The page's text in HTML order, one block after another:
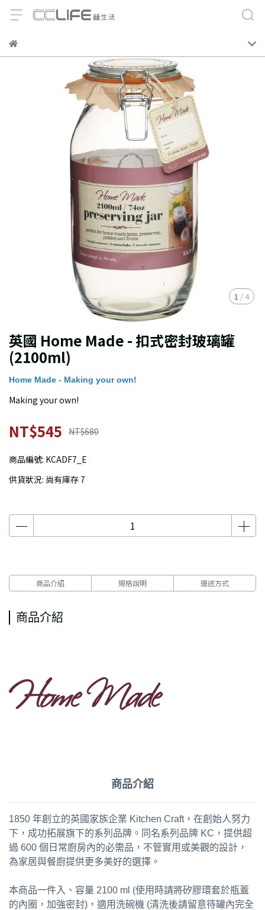
1 / 4
英國 Home Made - 扣式密封玻璃罐
(2100ml)
Home Made - Making your own!
Making your own!
NT$545 NT$680
商品編號: KCADF7_E
供貨狀況: 尚有庫存 7
商品介紹 規格說明 運送方式
商品介紹
商品介紹
1850 年創立的英國家族企業 Kitchen Craft，在創始人努力
下，成功拓展旗下的系列品牌。同名系列品牌 KC，提供超
過 600 個日常廚房內的必需品，不管實用或美觀的設計，
為家居與餐廚提供更多美好的選擇。
本商品一件入、容量 2100 ml (使用時請將矽膠環套於瓶蓋
的內圈，加強密封)，適用洗碗機 (清洗後請留意待罐內完全